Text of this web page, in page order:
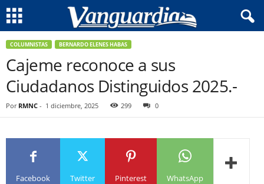
COLUMNISTAS BERNARDO ELENES HABAS
Cajeme reconoce a sus
Ciudadanos Distinguidos 2025.-
Por RMNC - 1 diciembre, 2025 299 0
Facebook Twitter Pinterest WhatsApp